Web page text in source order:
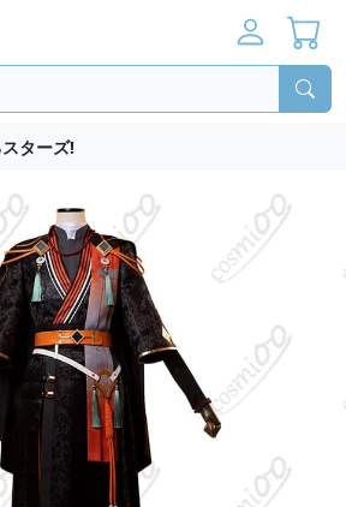
ターズ!